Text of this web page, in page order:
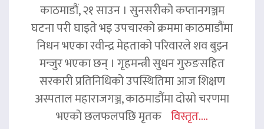
काठमाडौं, २१ साउन । सुनसरीको कप्तानगञ्जम
घटना परी घाइते भइ उपचारको क्रममा काठमाडौंमा
निधन भएका रवीन्द्र मेहताको परिवारले शव बुझ्न
मन्जुर भएका छन् । गृहमन्त्री सुधन गुरुङसहित
सरकारी प्रतिनिधिको उपस्थितिमा आज शिक्षण
अस्पताल महाराजगञ्ज, काठमाडौंमा दोस्रो चरणमा
भएको छलफलपछि मृतक विस्तृत....